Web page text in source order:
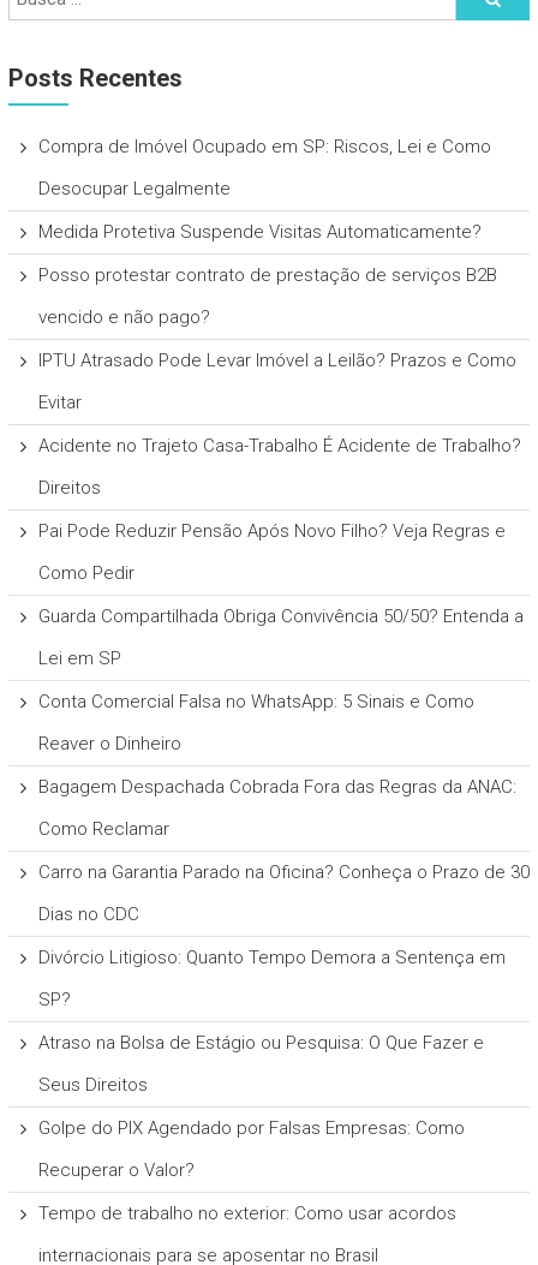
Posts Recentes
Compra de Imóvel Ocupado em SP: Riscos, Lei e Como
Desocupar Legalmente
Medida Protetiva Suspende Visitas Automaticamente?
Posso protestar contrato de prestação de serviços B2B
vencido e não pago?
IPTU Atrasado Pode Levar Imóvel a Leilão? Prazos e Como
Evitar
Acidente no Trajeto Casa-Trabalho É Acidente de Trabalho?
Direitos
Pai Pode Reduzir Pensão Após Novo Filho? Veja Regras e
Como Pedir
Guarda Compartilhada Obriga Convivência 50/50? Entenda a
Lei em SP
Conta Comercial Falsa no WhatsApp: 5 Sinais e Como
Reaver o Dinheiro
Bagagem Despachada Cobrada Fora das Regras da ANAC:
Como Reclamar
Carro na Garantia Parado na Oficina? Conheça o Prazo de 30
Dias no CDC
Divórcio Litigioso: Quanto Tempo Demora a Sentença em
SP?
Atraso na Bolsa de Estágio ou Pesquisa: O Que Fazer e
Seus Direitos
Golpe do PIX Agendado por Falsas Empresas: Como
Recuperar o Valor?
Tempo de trabalho no exterior: Como usar acordos
internacionais para se aposentar no Brasil